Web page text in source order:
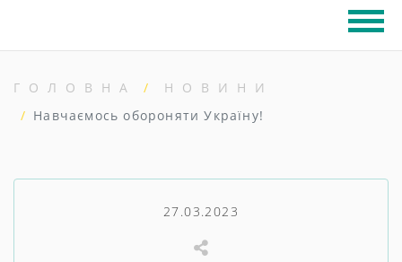
ГОЛОВНА
НОВИНИ
Навчаємось обороняти Україну!
27.03.2023